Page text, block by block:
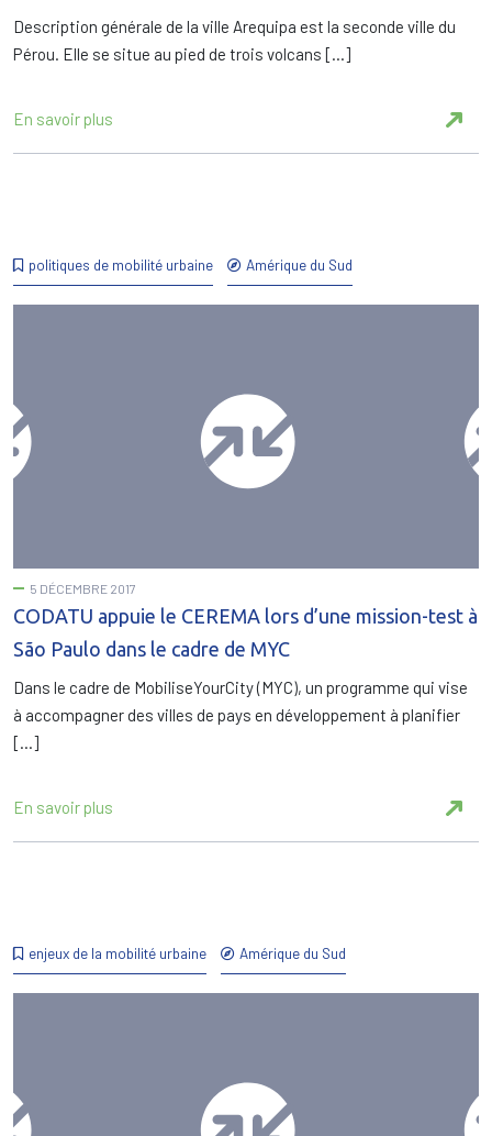
Description générale de la ville Arequipa est la seconde ville du
Pérou. Elle se situe au pied de trois volcans […]
En savoir plus
politiques de mobilité urbaine Amérique du Sud
5 DÉCEMBRE 2017
CODATU appuie le CEREMA lors d’une mission-test à
São Paulo dans le cadre de MYC
Dans le cadre de MobiliseYourCity (MYC), un programme qui vise
à accompagner des villes de pays en développement à planifier
[…]
En savoir plus
enjeux de la mobilité urbaine Amérique du Sud